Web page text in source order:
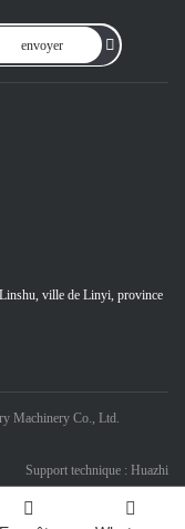
envoyer
ville de Linyi, province
Machinery Co., Ltd.
Support technique : Huazhi